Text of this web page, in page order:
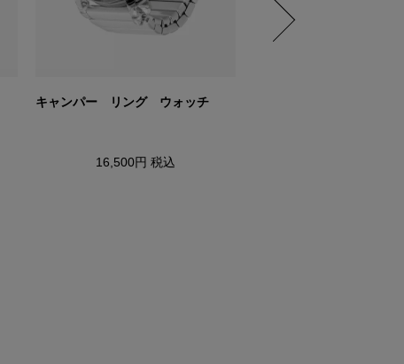
キャンパー リング ウォッチ
16,500円 税込